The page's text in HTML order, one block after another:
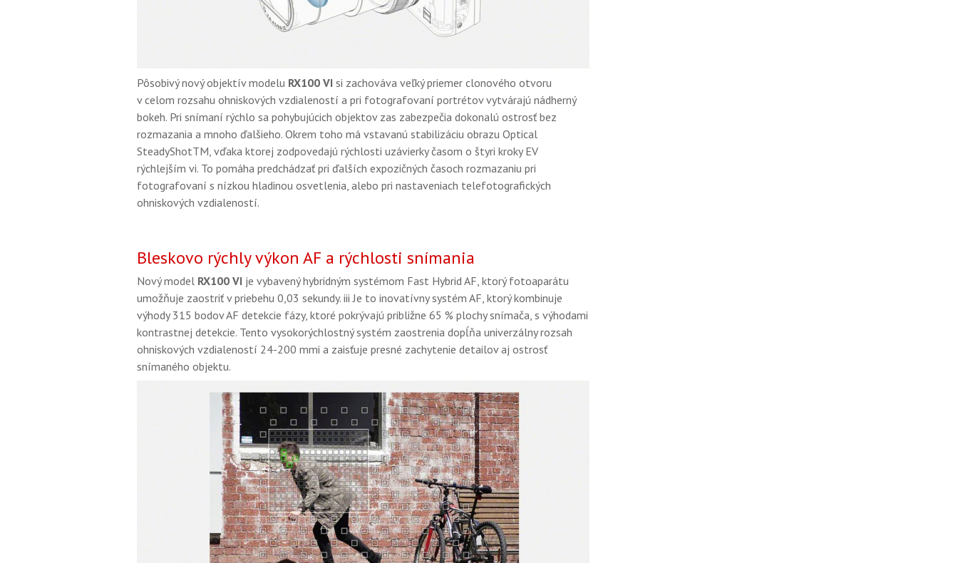
Pôsobivý nový objektív modelu RX100 VI si zachováva veľký priemer clonového otvoru
v celom rozsahu ohniskových vzdialeností a pri fotografovaní portrétov vytvárajú nádherný
bokeh. Pri snímaní rýchlo sa pohybujúcich objektov zas zabezpečia dokonalú ostrosť bez
rozmazania a mnoho ďalšieho. Okrem toho má vstavanú stabilizáciu obrazu Optical
SteadyShotTM, vďaka ktorej zodpovedajú rýchlosti uzávierky časom o štyri kroky EV
rýchlejším vi. To pomáha predchádzať pri ďalších expozičných časoch rozmazaniu pri
fotografovaní s nízkou hladinou osvetlenia, alebo pri nastaveniach telefotografických
ohniskových vzdialeností.
Bleskovo rýchly výkon AF a rýchlosti snímania
Nový model RX100 VI je vybavený hybridným systémom Fast Hybrid AF, ktorý fotoaparátu
umožňuje zaostriť v priebehu 0,03 sekundy. iii Je to inovatívny systém AF, ktorý kombinuje
výhody 315 bodov AF detekcie fázy, ktoré pokrývajú približne 65 % plochy snímača, s výhodami
kontrastnej detekcie. Tento vysokorýchlostný systém zaostrenia dopĺňa univerzálny rozsah
ohniskových vzdialeností 24-200 mmi a zaisťuje presné zachytenie detailov aj ostrosť
snímaného objektu.